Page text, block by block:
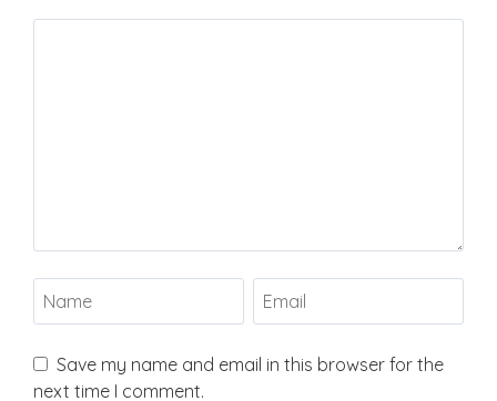
Save my name and email in this browser for the
next time I comment.